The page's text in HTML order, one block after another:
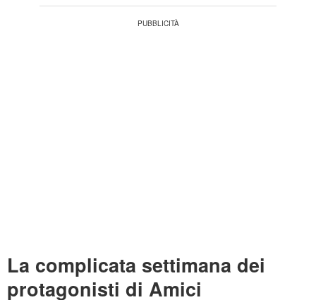
La complicata settimana dei
protagonisti di Amici